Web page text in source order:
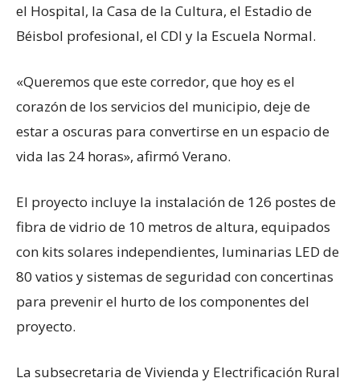
el Hospital, la Casa de la Cultura, el Estadio de
Béisbol profesional, el CDI y la Escuela Normal.
«Queremos que este corredor, que hoy es el
corazón de los servicios del municipio, deje de
estar a oscuras para convertirse en un espacio de
vida las 24 horas», afirmó Verano.
El proyecto incluye la instalación de 126 postes de
fibra de vidrio de 10 metros de altura, equipados
con kits solares independientes, luminarias LED de
80 vatios y sistemas de seguridad con concertinas
para prevenir el hurto de los componentes del
proyecto.
La subsecretaria de Vivienda y Electrificación Rural